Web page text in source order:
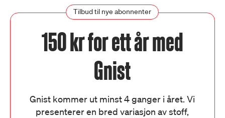
Tilbud til nye abonnenter
150 kr for ett år med
Gnist
Gnist kommer ut minst 4 ganger i året. Vi
presenterer en bred variasjon av stoff,